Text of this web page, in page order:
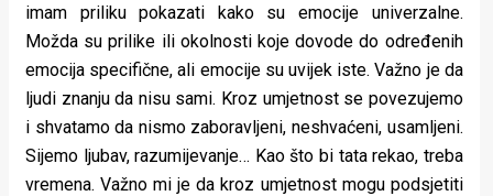
imam priliku pokazati kako su emocije univerzalne.
Možda su prilike ili okolnosti koje dovode do određenih
emocija specifične, ali emocije su uvijek iste. Važno je da
ljudi znanju da nisu sami. Kroz umjetnost se povezujemo
i shvatamo da nismo zaboravljeni, neshvaćeni, usamljeni.
Sijemo ljubav, razumijevanje… Kao što bi tata rekao, treba
vremena. Važno mi je da kroz umjetnost mogu podsjetiti